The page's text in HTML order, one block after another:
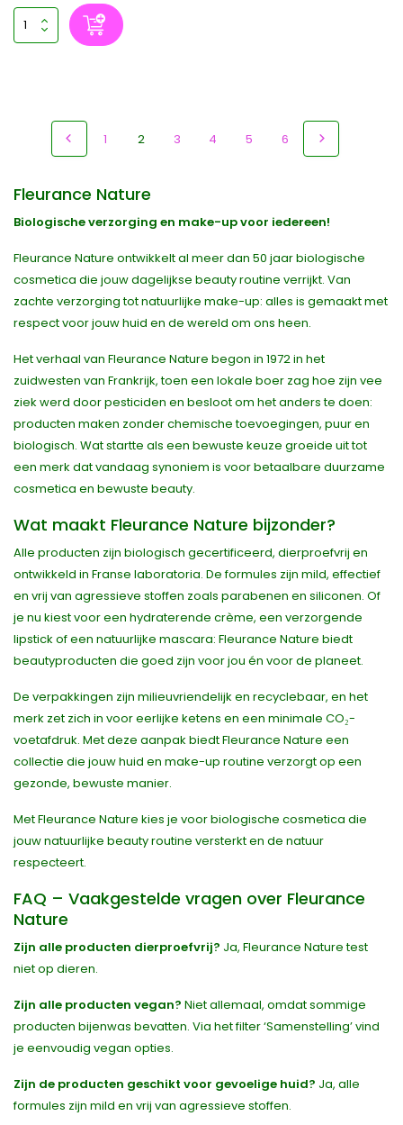
1 2 3 4 5 6
Fleurance Nature
Biologische verzorging en make-up voor iedereen!
Fleurance Nature ontwikkelt al meer dan 50 jaar biologische
cosmetica die jouw dagelijkse beauty routine verrijkt. Van
zachte verzorging tot natuurlijke make-up: alles is gemaakt met
respect voor jouw huid en de wereld om ons heen.
Het verhaal van Fleurance Nature begon in 1972 in het
zuidwesten van Frankrijk, toen een lokale boer zag hoe zijn vee
ziek werd door pesticiden en besloot om het anders te doen:
producten maken zonder chemische toevoegingen, puur en
biologisch. Wat startte als een bewuste keuze groeide uit tot
een merk dat vandaag synoniem is voor betaalbare duurzame
cosmetica en bewuste beauty.
Wat maakt Fleurance Nature bijzonder?
Alle producten zijn biologisch gecertificeerd, dierproefvrij en
ontwikkeld in Franse laboratoria. De formules zijn mild, effectief
en vrij van agressieve stoffen zoals parabenen en siliconen. Of
je nu kiest voor een hydraterende crème, een verzorgende
lipstick of een natuurlijke mascara: Fleurance Nature biedt
beautyproducten die goed zijn voor jou én voor de planeet.
De verpakkingen zijn milieuvriendelijk en recyclebaar, en het
merk zet zich in voor eerlijke ketens en een minimale CO₂-
voetafdruk. Met deze aanpak biedt Fleurance Nature een
collectie die jouw huid en make-up routine verzorgt op een
gezonde, bewuste manier.
Met Fleurance Nature kies je voor biologische cosmetica die
jouw natuurlijke beauty routine versterkt en de natuur
respecteert.
FAQ – Vaakgestelde vragen over Fleurance
Nature
Zijn alle producten dierproefvrij? Ja, Fleurance Nature test
niet op dieren.
Zijn alle producten vegan? Niet allemaal, omdat sommige
producten bijenwas bevatten. Via het filter ‘Samenstelling’ vind
je eenvoudig vegan opties.
Zijn de producten geschikt voor gevoelige huid? Ja, alle
formules zijn mild en vrij van agressieve stoffen.